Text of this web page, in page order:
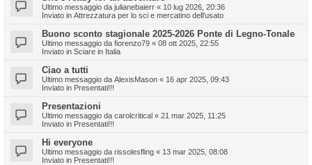
Ultimo messaggio da julianebaierr « 10 lug 2026, 20:36
Inviato in Attrezzatura per lo sci e mercatino dell'usato
Buono sconto stagionale 2025-2026 Ponte di Legno-Tonale
Ultimo messaggio da fiorenzo79 « 08 ott 2025, 22:55
Inviato in Sciare in Italia
Ciao a tutti
Ultimo messaggio da AlexisMason « 16 apr 2025, 09:43
Inviato in Presentati!!!
Presentazioni
Ultimo messaggio da carolcritical « 21 mar 2025, 11:25
Inviato in Presentati!!!
Hi everyone
Ultimo messaggio da rissolesfling « 13 mar 2025, 08:08
Inviato in Presentati!!!